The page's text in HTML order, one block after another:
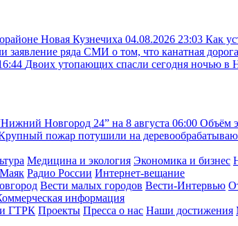
Новая Кузнечиха 04.08.2026 23:03 Как
заявление ряда СМИ о том, что канатная
Двоих утопающих спасли сегодня ночью в
Новгород 24” на 8 августа 06:00 Объём
пожар потушили на
Медицина и экология Экономика и бизнес
Радио России Интернет-вещание
Вести малых городов Вести-Интервью
информация
ГТРК Проекты Пресса о нас Наши достижения